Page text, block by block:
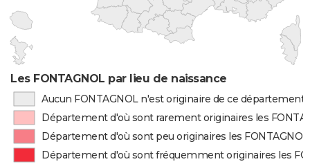
Les FONTAGNOL par lieu de naissance
Aucun FONTAGNOL n'est originaire de ce département
Département d'où sont rarement originaires les
Département d'où sont peu originaires les FONTAGNOL
Département d'où sont fréquemment originaires les